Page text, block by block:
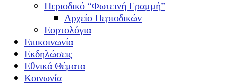
Περιοδικό “Φωτεινή Γραμμή”
Αρχείο Περιοδικών
Εορτολόγια
Επικοινωνία
Εκδηλώσεις
Εθνικά Θέματα
Κοινωνία